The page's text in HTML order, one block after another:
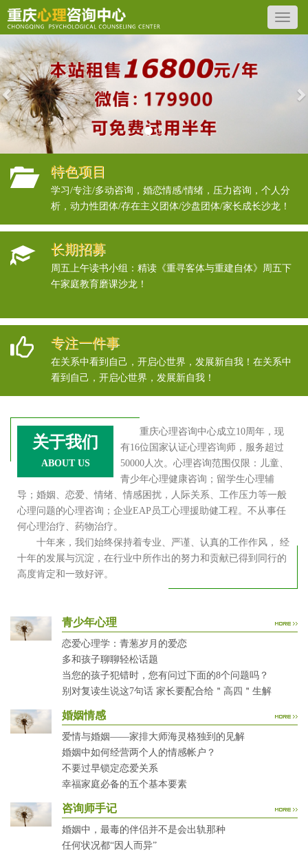
Previous
特色项目
学习/专注/多动咨询，婚恋情感/情绪，压力咨询，个人分
析，动力性团体/存在主义团体/沙盘团体/家长成长沙龙！
长期招募
周五上午读书小组：精读《重寻客体与重建自体》周五下
午家庭教育磨课沙龙！
专注一件事
在关系中看到自己，开启心世界，发展新自我！在关系中
看到自己，开启心世界，发展新自我！
关于我们
ABOUT US
重庆心理咨询中心成立10周年，现
有16位国家认证心理咨询师，服务超过
50000人次。心理咨询范围仅限：儿童、
青少年心理健康咨询；留学生心理辅
导；婚姻、恋爱、情绪、情感困扰，人际关系、工作压力等一般
心理问题的心理咨询；企业EAP员工心理援助健工程。不从事任
何心理治疗、药物治疗。
十年来，我们始终保持着专业、严谨、认真的工作作风， 经
十年的发展与沉淀，在行业中所作出的努力和贡献已得到同行的
高度肯定和一致好评。
青少年心理
恋爱心理学：青葱岁月的爱恋
多和孩子聊聊轻松话题
当您的孩子犯错时，您有问过下面的8个问题吗？
别对复读生说这7句话 家长要配合给＂高四＂生解
婚姻情感
爱情与婚姻——家排大师海灵格独到的见解
婚姻中如何经营两个人的情感帐户？
不要过早锁定恋爱关系
幸福家庭必备的五个基本要素
咨询师手记
婚姻中，最毒的伴侣并不是会出轨那种
任何状况都“因人而异”